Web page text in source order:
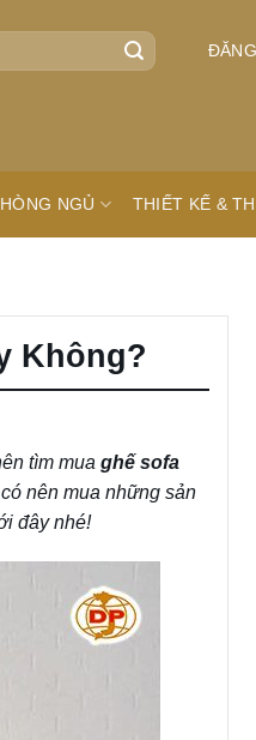
NGỦ THIẾT KẾ &
Không?
tìm mua ghế sofa
nên mua những sản
đây nhé!